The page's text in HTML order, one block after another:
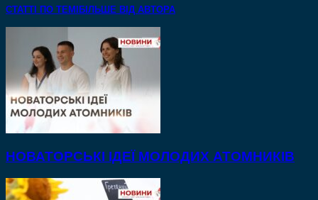
СТАТТІ ПО ТЕМІ БІЛЬШЕ ВІД АВТОРА
НОВАТОРСЬКІ ІДЕЇ МОЛОДИХ АТОМНИКІВ